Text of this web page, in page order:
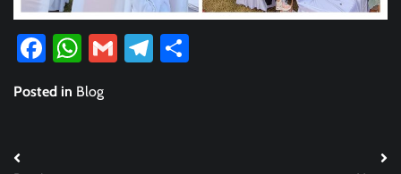
Facebook
WhatsApp
GmailTelegram
Posted in Blog
Post